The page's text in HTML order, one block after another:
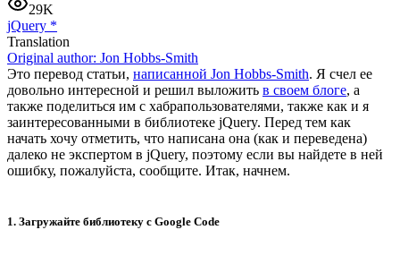
29K
jQuery *
Translation
Original author: Jon Hobbs-Smith
Это перевод статьи, написанной Jon Hobbs-Smith. Я счел ее
довольно интересной и решил выложить в своем блоге, а
также поделиться им с хабрапользователями, также как и я
заинтересованными в библиотеке jQuery. Перед тем как
начать хочу отметить, что написана она (как и переведена)
далеко не экспертом в jQuery, поэтому если вы найдете в ней
ошибку, пожалуйста, сообщите. Итак, начнем.
1. Загружайте библиотеку с Google Code